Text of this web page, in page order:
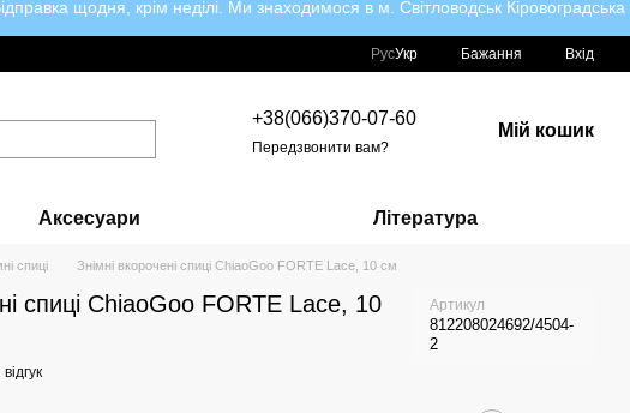
щодня, крім неділі. Ми знаходимося в м. Світловодськ Кіровоградська
РусУкр Бажання Вхід
+38(066)370-07-60
Передзвонити вам?
Мій кошик
Аксесуари Література
спиці Знімні вкорочені спиці ChiaoGoo FORTE Lace, 10 см
спиці ChiaoGoo FORTE Lace, 10
Артикул
812208024692/4504-
2